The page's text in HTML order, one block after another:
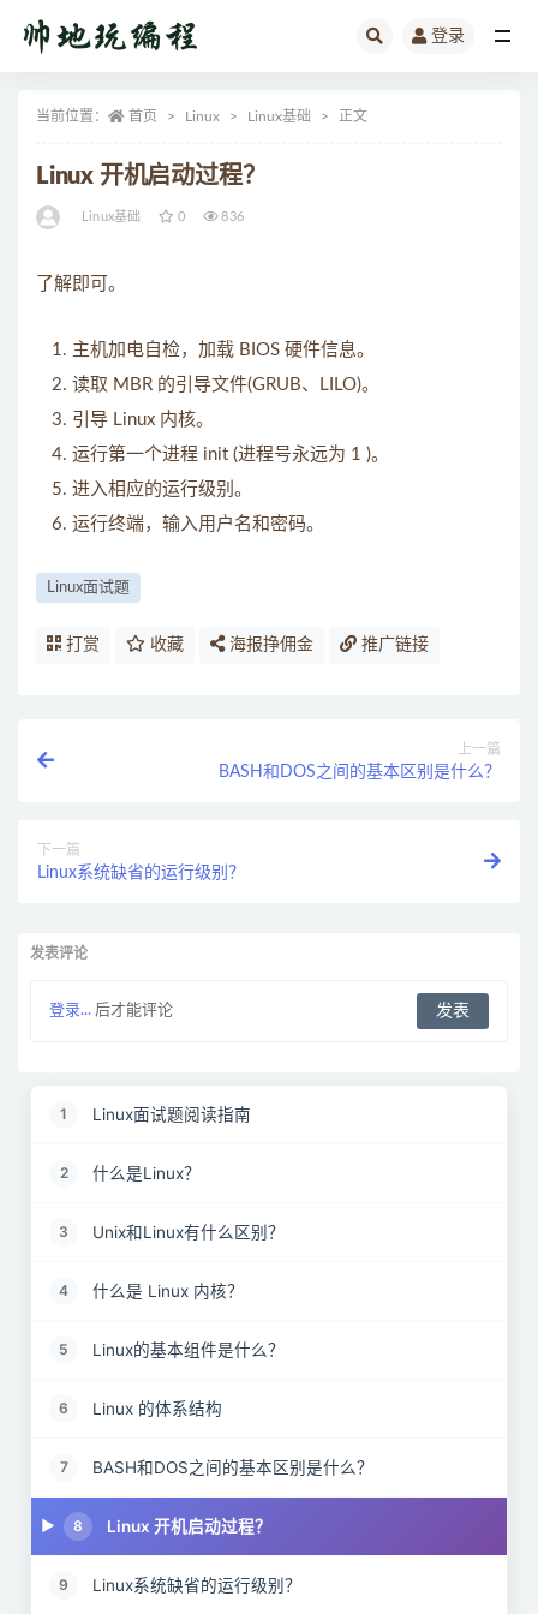
登录
当前位置： 首页 Linux Linux基础 正文
Linux 开机启动过程？
Linux基础 0 836
了解即可。
主机加电自检，加载 BIOS 硬件信息。
读取 MBR 的引导文件(GRUB、LILO)。
引导 Linux 内核。
运行第一个进程 init (进程号永远为 1 )。
进入相应的运行级别。
运行终端，输入用户名和密码。
Linux面试题
打赏 收藏 海报挣佣金 推广链接
上一篇
BASH和DOS之间的基本区别是什么？
下一篇
Linux系统缺省的运行级别？
发表评论
登录... 后才能评论
1 Linux面试题阅读指南
2 什么是Linux？
3 Unix和Linux有什么区别？
4 什么是 Linux 内核？
5 Linux的基本组件是什么？
6 Linux 的体系结构
7 BASH和DOS之间的基本区别是什么？
8 Linux 开机启动过程？
9 Linux系统缺省的运行级别？